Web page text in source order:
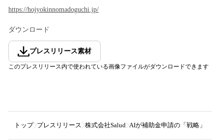
https://hojyokinnomadoguchi.jp/
ダウンロード
プレスリリース素材
このプレスリリース内で使われている画像ファイルがダウンロードできます
トップ プレスリリース 株式会社Salud AIが補助金申請の「戦略」を